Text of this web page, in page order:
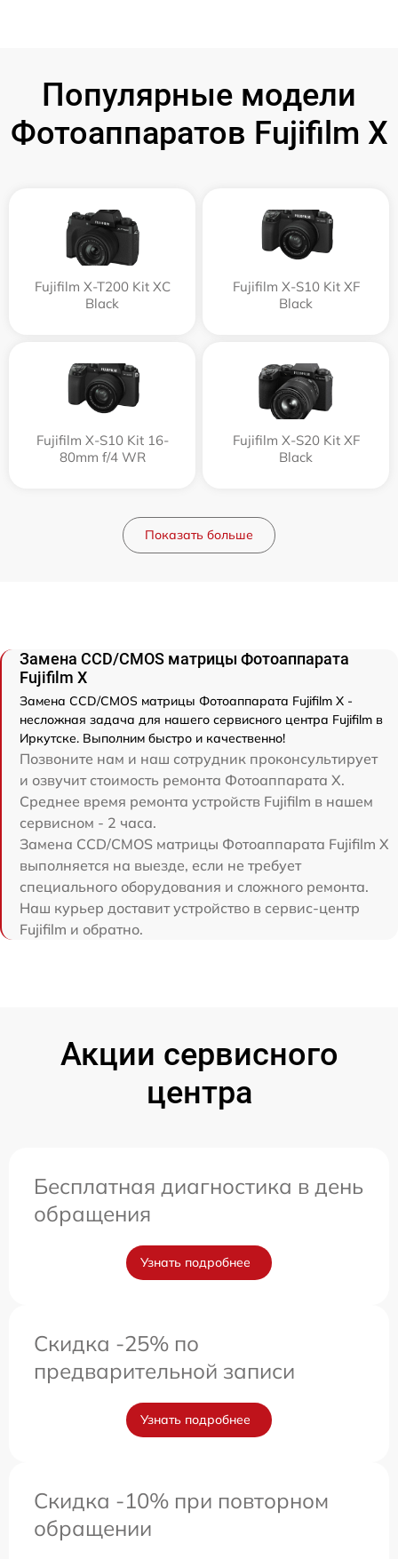
Популярные модели
Фотоаппаратов Fujifilm X
Fujifilm X-T200 Kit XC
Black
Fujifilm X-S10 Kit XF
Black
Fujifilm X-S10 Kit 16-
80mm f/4 WR
Fujifilm X-S20 Kit XF
Black
Показать больше
Замена CCD/CMOS матрицы Фотоаппарата
Fujifilm X
Замена CCD/CMOS матрицы Фотоаппарата Fujifilm X -
несложная задача для нашего сервисного центра Fujifilm в
Иркутске. Выполним быстро и качественно!
Позвоните нам и наш сотрудник проконсультирует
и озвучит стоимость ремонта Фотоаппарата X.
Среднее время ремонта устройств Fujifilm в нашем
сервисном - 2 часа.
Замена CCD/CMOS матрицы Фотоаппарата Fujifilm X
выполняется на выезде, если не требует
специального оборудования и сложного ремонта.
Наш курьер доставит устройство в сервис-центр
Fujifilm и обратно.
Акции сервисного
центра
Бесплатная диагностика в день
обращения
Узнать подробнее
Скидка -25% по
предварительной записи
Узнать подробнее
Скидка -10% при повторном
обращении